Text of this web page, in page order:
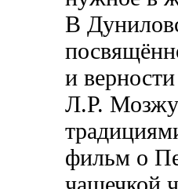
В
и
Л.Р.
фильм о